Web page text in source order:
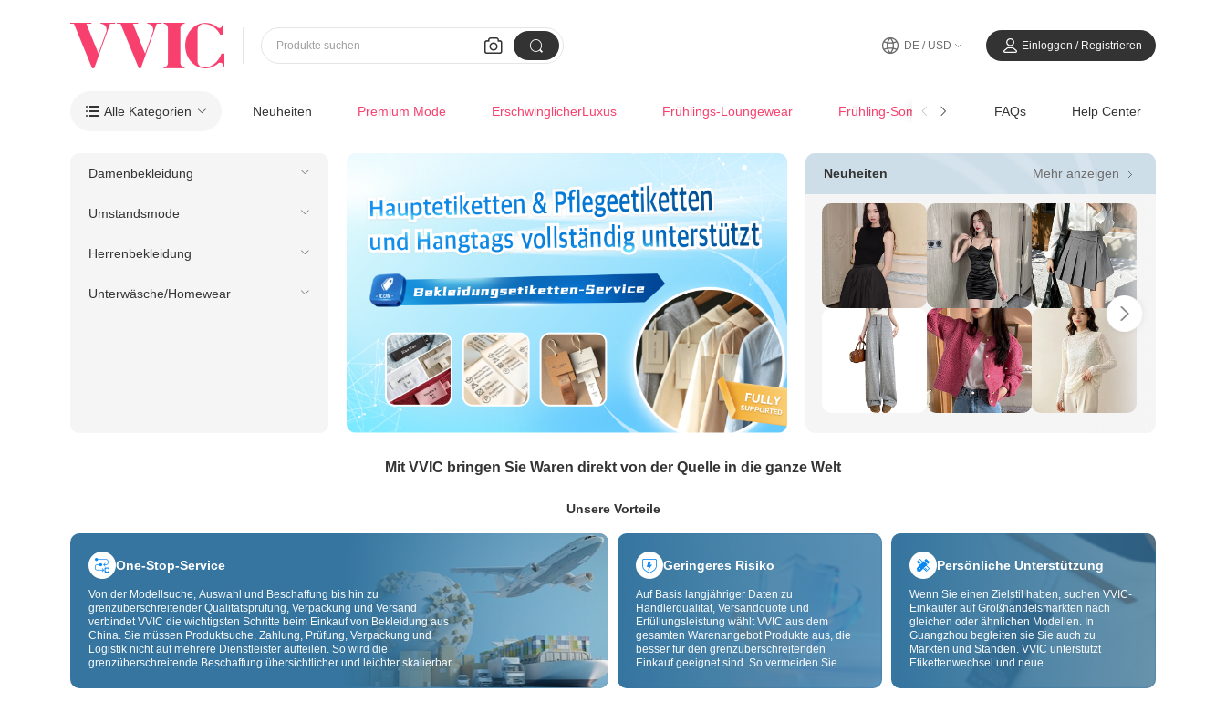
 
Produkte suchen DE / USD Einloggen / Registrieren
 Alle Kategorien Neuheiten Premium Mode ErschwinglicherLuxus Frühlings-Loungewear Frühling-SommerCasual FAQs Help Center
Damenbekleidung
Umstandsmode
Herrenbekleidung
Unterwäsche/Homewear
Neuheiten Mehr anzeigen 
Mit VVIC bringen Sie Waren direkt von der Quelle in die ganze Welt
Unsere Vorteile
One-Stop-Service
Von der Modellsuche, Auswahl und Beschaffung bis hin zu
grenzüberschreitender Qualitätsprüfung, Verpackung und Versand
verbindet VVIC die wichtigsten Schritte beim Einkauf von Bekleidung aus
China. Sie müssen Produktsuche, Zahlung, Prüfung, Verpackung und
Logistik nicht auf mehrere Dienstleister aufteilen. So wird die
grenzüberschreitende Beschaffung übersichtlicher und leichter skalierbar.
Geringeres Risiko
Auf Basis langjähriger Daten zu
Händlerqualität, Versandquote und
Erfüllungsleistung wählt VVIC aus dem
gesamten Warenangebot Produkte aus, die
besser für den grenzüberschreitenden
Einkauf geeignet sind. So vermeiden Sie
riskante Artikel. Cross-Border-
Persönliche Unterstützung
Wenn Sie einen Zielstil haben, suchen VVIC-
Einkäufer auf Großhandelsmärkten nach
gleichen oder ähnlichen Modellen. In
Guangzhou begleiten sie Sie auch zu
Märkten und Ständen. VVIC unterstützt
Etikettenwechsel und neue
Anpassung nach Bild oder Muster, damit Ihre